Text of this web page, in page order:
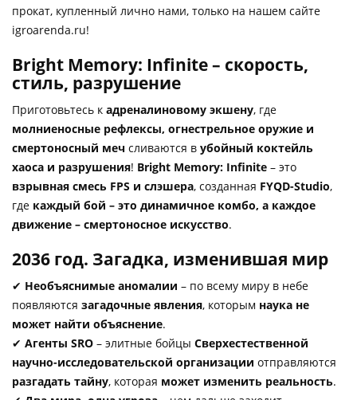
прокат, купленный лично нами, только на нашем сайте
igroarenda.ru!
Bright Memory: Infinite – скорость,
стиль, разрушение
Приготовьтесь к адреналиновому экшену, где
молниеносные рефлексы, огнестрельное оружие и
смертоносный меч сливаются в убойный коктейль
хаоса и разрушения! Bright Memory: Infinite – это
взрывная смесь FPS и слэшера, созданная FYQD-Studio,
где каждый бой – это динамичное комбо, а каждое
движение – смертоносное искусство.
2036 год. Загадка, изменившая мир
✔ Необъяснимые аномалии – по всему миру в небе
появляются загадочные явления, которым наука не
может найти объяснение.
✔ Агенты SRO – элитные бойцы Сверхестественной
научно-исследовательской организации отправляются
разгадать тайну, которая может изменить реальность.